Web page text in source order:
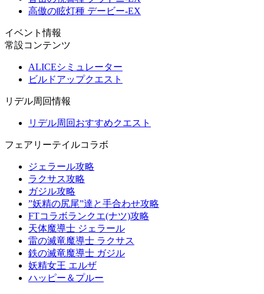
高傲の眩灯種 デービー-EX
イベント情報
常設コンテンツ
ALICEシミュレーター
ビルドアップクエスト
リデル周回情報
リデル周回おすすめクエスト
フェアリーテイルコラボ
ジェラール攻略
ラクサス攻略
ガジル攻略
”妖精の尻尾”達と手合わせ攻略
FTコラボランクエ(ナツ)攻略
天体魔導士 ジェラール
雷の滅竜魔導士 ラクサス
鉄の滅竜魔導士 ガジル
妖精女王 エルザ
ハッピー＆プルー